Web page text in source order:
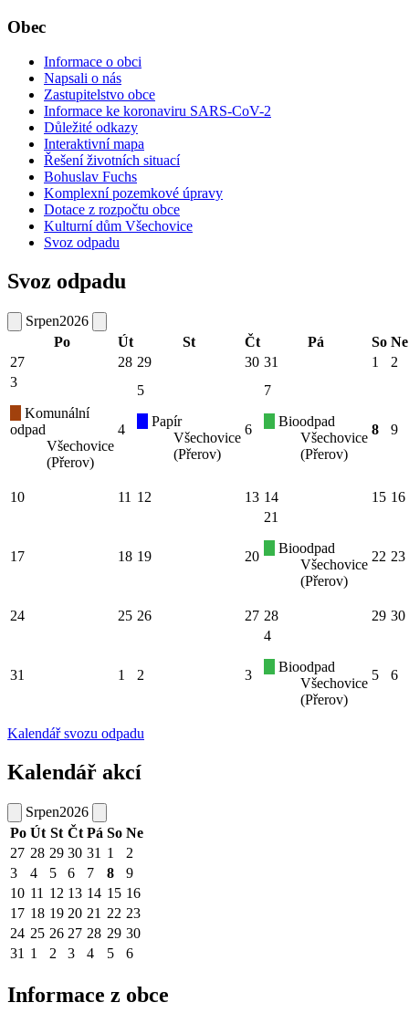
Obec
Informace o obci
Napsali o nás
Zastupitelstvo obce
Informace ke koronaviru SARS-CoV-2
Důležité odkazy
Interaktivní mapa
Řešení životních situací
Bohuslav Fuchs
Komplexní pozemkové úpravy
Dotace z rozpočtu obce
Kulturní dům Všechovice
Svoz odpadu
Svoz odpadu
Srpen2026
Po
Út St Čt Pá So Ne
27
28 29 30 31 1
2
3
Komunální
odpad
Všechovice
(Přerov)
4
5
Papír
Všechovice
(Přerov)
6
7
Bioodpad
Všechovice
(Přerov)
8 9
10 11 12 13 14 15 16
17 18 19 20
21
Bioodpad
Všechovice
(Přerov)
22 23
24 25 26 27 28 29 30
31 1 2 3
4
Bioodpad
Všechovice
(Přerov)
5 6
Kalendář svozu odpadu
Kalendář akcí
Srpen2026
Po Út St Čt Pá So Ne
27 28 29 30 31 1
2
3
4 5 6 7 8
9
10 11 12 13 14 15 16
17 18 19 20 21 22 23
24 25 26 27 28 29 30
31 1 2 3 4 5 6
Informace z obce